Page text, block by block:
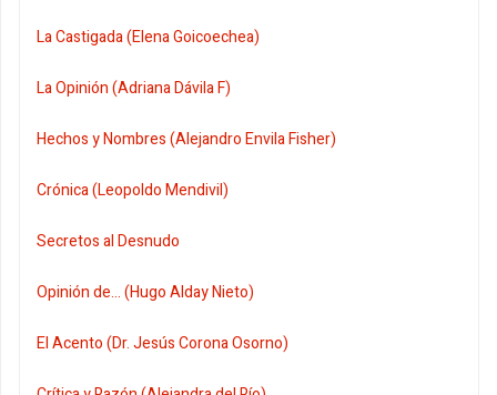
La Castigada (Elena Goicoechea)
La Opinión (Adriana Dávila F)
Hechos y Nombres (Alejandro Envila Fisher)
Crónica (Leopoldo Mendivil)
Secretos al Desnudo
Opinión de... (Hugo Alday Nieto)
El Acento (Dr. Jesús Corona Osorno)